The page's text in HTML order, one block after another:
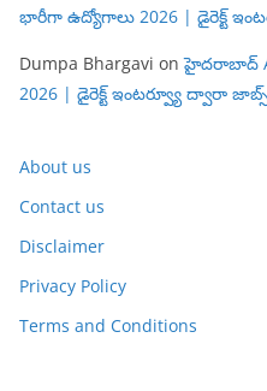
భారీగా ఉద్యోగాలు 2026 | డైరెక్ట్
Dumpa Bhargavi onహైదరాబాద్
2026 | డైరెక్ట్ ఇంటర్వ్యూ ద్వారా
About us
Contact us
Disclaimer
Privacy Policy
Terms and Conditions